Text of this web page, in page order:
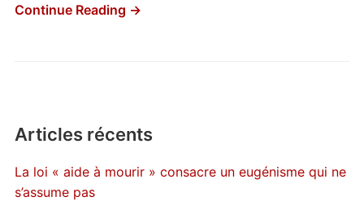
Articles récents
La loi « aide à mourir » consacre un eugénisme qui ne
s’assume pas
Continue Reading →